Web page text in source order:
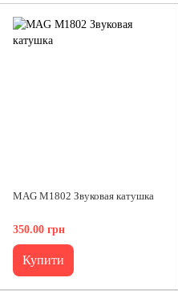
MAG M1802 Звуковая катушка
350.00 грн
Купити